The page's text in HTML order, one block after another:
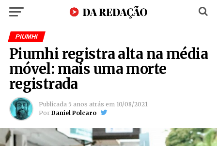
PIUMHI
Piumhi registra alta na média
móvel: mais uma morte
registrada
Publicada 5 anos atrás em 10/08/2021
Por Daniel Polcaro